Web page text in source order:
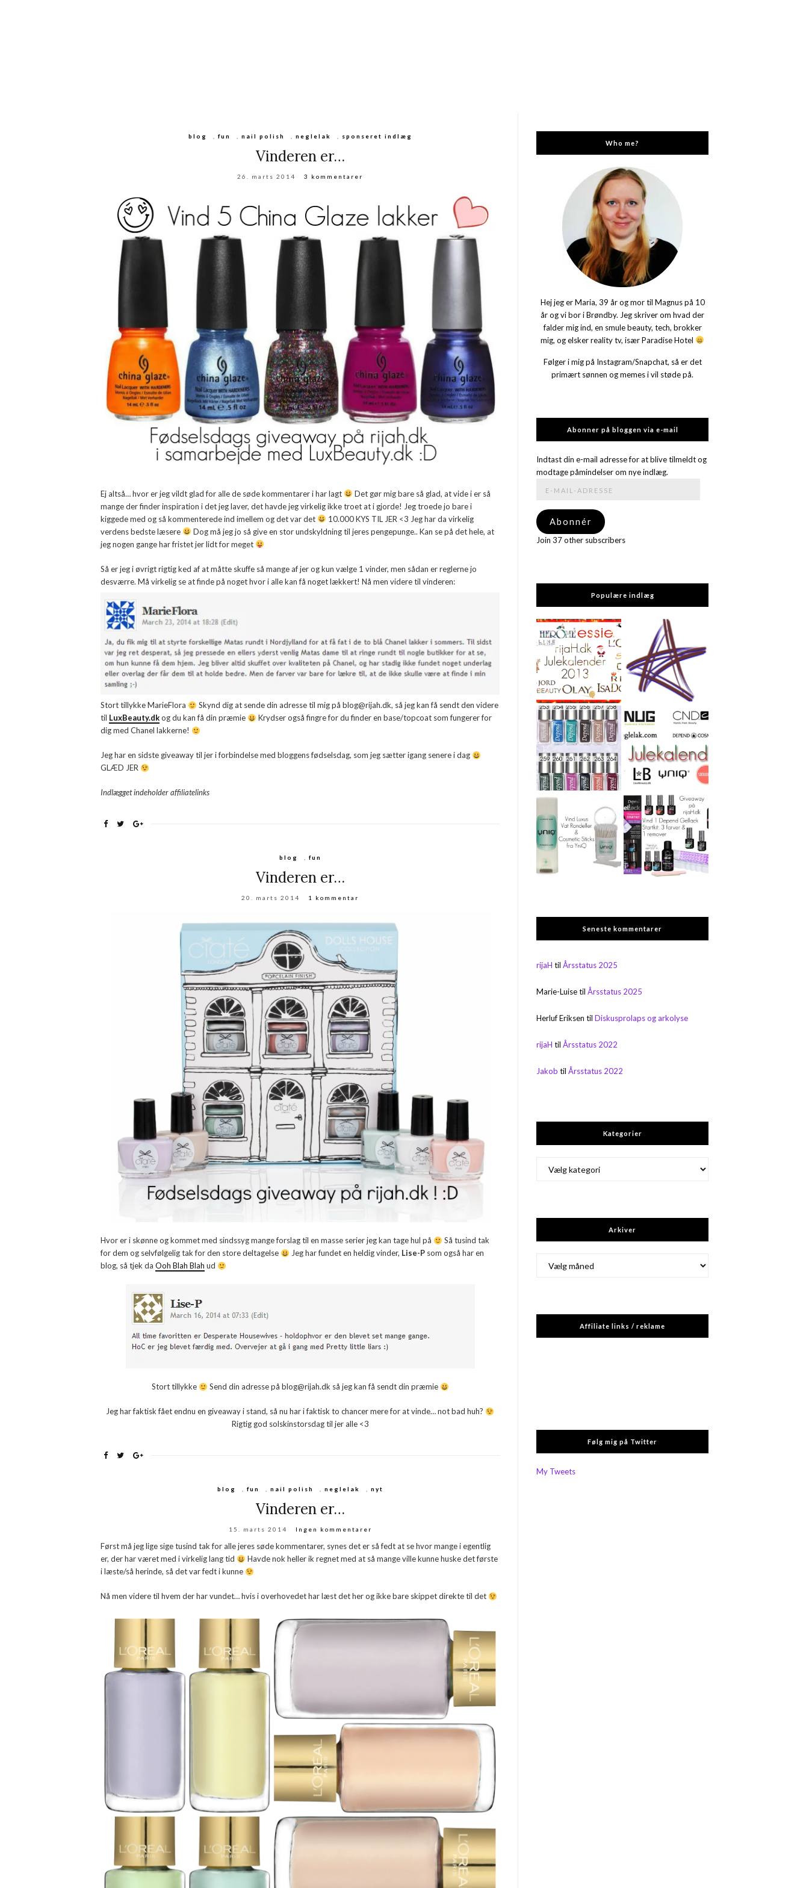
blog fun nail polish neglelak sponseret indlæg
Vinderen er…
26. marts 2014 3 kommentarer
Ej altså… hvor er jeg vildt glad for alle de søde kommentarer i har lagt
Det gør mig bare så glad, at vide i er så
mange der finder inspiration i det jeg laver, det havde jeg virkelig ikke troet at i gjorde! Jeg troede jo bare i
kiggede med og så kommenterede ind imellem og det var det
10.000 KYS TIL JER <3 Jeg har da virkelig
verdens bedste læsere
Dog må jeg jo så give en stor undskyldning til jeres pengepunge.. Kan se på det hele, at
jeg nogen gange har fristet jer lidt for meget
Så er jeg i øvrigt rigtig ked af at måtte skuffe så mange af jer og kun vælge 1 vinder, men sådan er reglerne jo
desværre. Må virkelig se at finde på noget hvor i alle kan få noget lækkert! Nå men videre til vinderen:
Stort tillykke MarieFlora
Skynd dig at sende din adresse til mig på blog@rijah.dk, så jeg kan få sendt den videre
til LuxBeauty.dkog du kan få din præmie
Krydser også fingre for du finder en base/topcoat som fungerer for
dig med Chanel lakkerne!
Jeg har en sidste giveaway til jer i forbindelse med bloggens fødselsdag, som jeg sætter igang senere i dag
GLÆD JER
Indlægget indeholder affiliatelinks
blog , fun
Vinderen er…
20. marts 2014 1 kommentar
Hvor er i skønne og kommet med sindssyg mange forslag til en masse serier jeg kan tage hul på
Så tusind tak
for dem og selvfølgelig tak for den store deltagelse
Jeg har fundet en heldig vinder, Lise-Psom også har en
blog, så tjek da Ooh Blah Blah ud
Stort tillykke Send din adresse på blog@rijah.dk så jeg kan få sendt din præmie
Jeg har faktisk fået endnu en giveaway i stand, så nu har i faktisk to chancer mere for at vinde… not bad huh?
Rigtig god solskinstorsdag til jer alle <3
blog fun nail polish neglelak nyt
Vinderen er…
15. marts 2014 Ingen kommentarer
Først må jeg lige sige tusind tak for alle jeres søde kommentarer, synes det er så fedt at se hvor mange i egentlig
er, der har været med i virkelig lang tid
Havde nok heller ik regnet med at så mange ville kunne huske det første
i læste/så herinde, så det var fedt i kunne
Nå men videre til hvem der har vundet… hvis i overhovedet har læst det her og ikke bare skippet direkte til det
Who me?
Hej jeg er Maria, 39 år og mor til Magnus på 10
år og vi bor i Brøndby. Jeg skriver om hvad der
falder mig ind, en smule beauty, tech, brokker
mig, og elsker reality tv, især Paradise Hotel
Følger i mig på Instagram/Snapchat, så er det
primært sønnen og memes i vil støde på.
Abonner på bloggen via e-mail
Indtast din e-mail adresse for at blive tilmeldt og
modtage påmindelser om nye indlæg.
adresse
Abonnér
Join 37 other subscribers
Populære indlæg
Seneste kommentarer
rijaH tilÅrsstatus 2025
Marie-LuisetilÅrsstatus 2025
Herluf Eriksen tilDiskusprolaps og arkolyse
rijaH tilÅrsstatus 2022
Jakob tilÅrsstatus 2022
Kategorier
Arkiver
Affiliate links / reklame
Følg mig på Twitter
My Tweets